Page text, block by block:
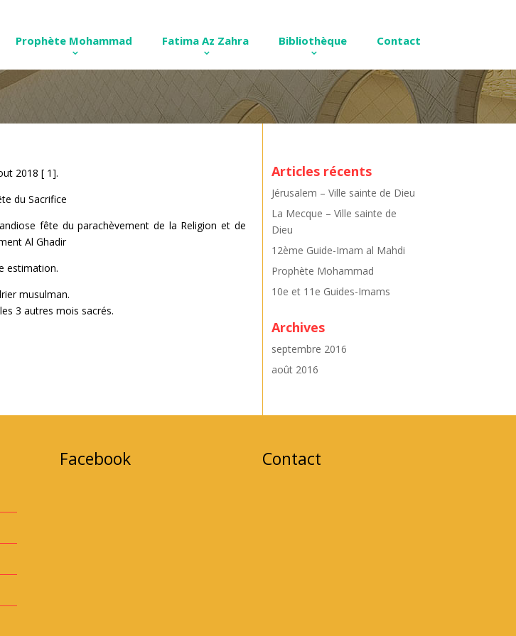
Prophète Mohammad Fatima Az Zahra Bibliothèque Contact
2018 [ 1].
du Sacrifice
fête du parachèvement de la Religion et de
Al Ghadir
estimation.
musulman.
3 autres mois sacrés.
Articles récents
Jérusalem – Ville sainte de Dieu
La Mecque – Ville sainte de
Dieu
12ème Guide-Imam al Mahdi
Prophète Mohammad
10e et 11e Guides-Imams
Archives
septembre 2016
août 2016
Facebook Contact